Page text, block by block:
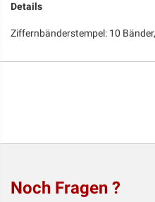
Details
Ziffernbänderstempel: 10
Noch Fragen ?